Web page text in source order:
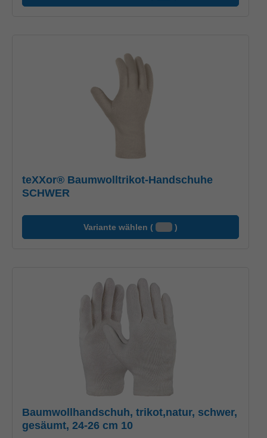
teXXor® Baumwolltrikot-Handschuhe
SCHWER
Variante wählen ( )
Baumwollhandschuh, trikot,natur, schwer,
gesäumt, 24-26 cm 10